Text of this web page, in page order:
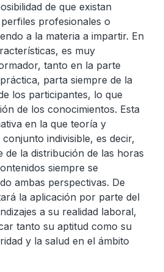
de que existan
profesionales o
a la materia a impartir. En
es muy
tanto en la parte
parta siempre de la
los participantes, lo que
de los conocimientos. Esta
en la que teoría y
indivisible, es decir,
de la distribución de las horas
siempre se
ambas perspectivas. De
la aplicación por parte del
a su realidad laboral,
tanto su aptitud como su
y la salud en el ámbito